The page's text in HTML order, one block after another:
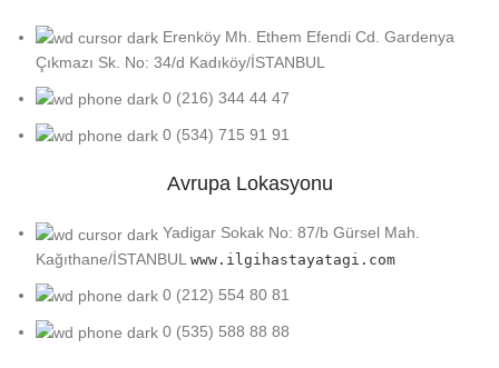
Erenköy Mh. Ethem Efendi Cd. Gardenya
Çıkmazı Sk. No: 34/d Kadıköy/İSTANBUL
0 (216) 344 44 47
0 (534) 715 91 91
Avrupa Lokasyonu
Yadigar Sokak No: 87/b Gürsel Mah.
Kağıthane/İSTANBUL www.ilgihastayatagi.com
0 (212) 554 80 81
0 (535) 588 88 88